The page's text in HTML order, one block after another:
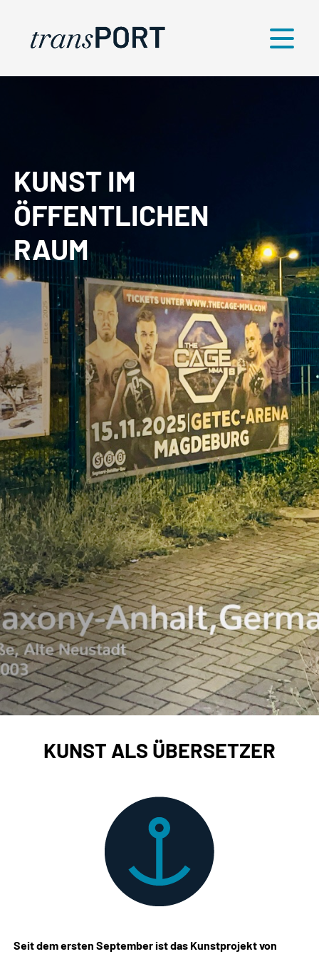
Menü
KUNST IM
ÖFFENTLICHEN
RAUM
KUNST ALS ÜBERSETZER
Seit dem ersten September ist das Kunstprojekt von